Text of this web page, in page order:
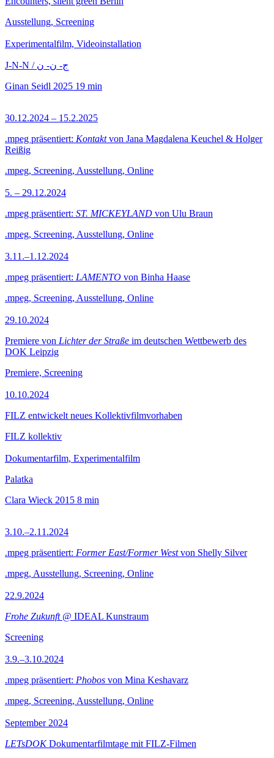
Ausstellung, Screening
Experimentalfilm, Videoinstallation
J-N-N / ج- ن- ن
Ginan Seidl 2025 19 min
30.12.2024 – 15.2.2025
.mpeg präsentiert: Kontaktvon Jana Magdalena Keuchel & Holger
Reißig
.mpeg, Screening, Ausstellung, Online
5. – 29.12.2024
.mpeg präsentiert: ST. MICKEYLAND von Ulu Braun
.mpeg, Screening, Ausstellung, Online
3.11.–1.12.2024
.mpeg präsentiert: LAMENTO von Binha Haase
.mpeg, Screening, Ausstellung, Online
29.10.2024
Premiere von Lichter der Straße im deutschen Wettbewerb des
DOK Leipzig
Premiere, Screening
10.10.2024
FILZ entwickelt neues Kollektivfilmvorhaben
FILZ kollektiv
Dokumentarfilm, Experimentalfilm
Palatka
Clara Wieck 2015 8 min
3.10.–2.11.2024
.mpeg präsentiert: Former East/Former Westvon Shelly Silver
.mpeg, Ausstellung, Screening, Online
22.9.2024
Frohe Zukunft@ IDEAL Kunstraum
Screening
3.9.–3.10.2024
.mpeg präsentiert: Phobos von Mina Keshavarz
.mpeg, Screening, Ausstellung, Online
September 2024
LETsDOKDokumentarfilmtage mit FILZ-Filmen